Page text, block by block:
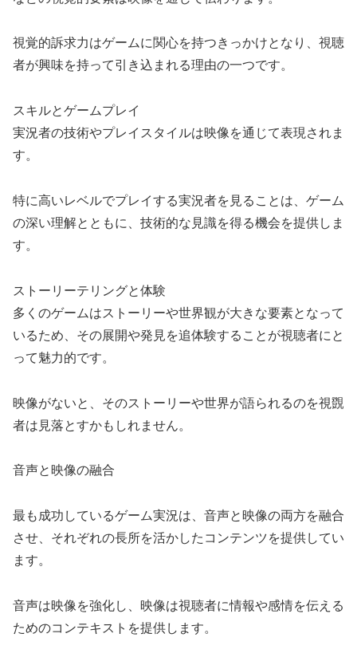
視覚的訴求力はゲームに関心を持つきっかけとなり、視聴
者が興味を持って引き込まれる理由の一つです。
スキルとゲームプレイ
実況者の技術やプレイスタイルは映像を通じて表現されま
す。
特に高いレベルでプレイする実況者を見ることは、ゲーム
の深い理解とともに、技術的な見識を得る機会を提供しま
す。
ストーリーテリングと体験
多くのゲームはストーリーや世界観が大きな要素となって
いるため、その展開や発見を追体験することが視聴者にと
って魅力的です。
映像がないと、そのストーリーや世界が語られるのを視覴
者は見落とすかもしれません。
音声と映像の融合
最も成功しているゲーム実況は、音声と映像の両方を融合
させ、それぞれの長所を活かしたコンテンツを提供してい
ます。
音声は映像を強化し、映像は視聴者に情報や感情を伝える
ためのコンテキストを提供します。